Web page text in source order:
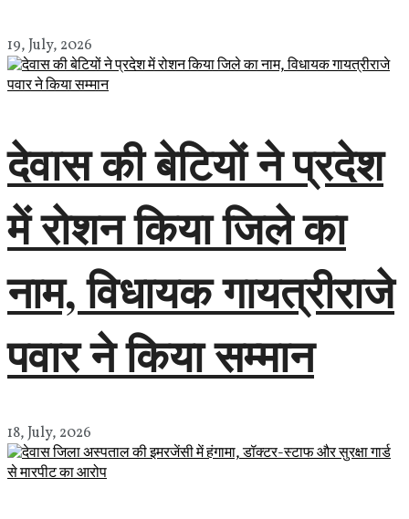
19, July, 2026
देवास की बेटियों ने प्रदेश
में रोशन किया जिले का
नाम, विधायक गायत्रीराजे
पवार ने किया सम्मान
18, July, 2026